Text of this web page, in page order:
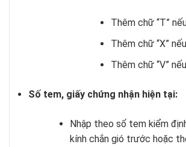
Thêm chữ “T”
Thêm chữ “X”
Thêm chữ “V”
Số tem, giấy chứng nhận hiện tại:
Nhập theo số tem kiểm
kính chắn gió trước hoặc